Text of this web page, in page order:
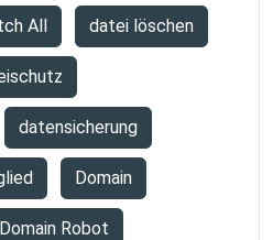
All datei löschen
datensicherung
Domain
Domain Robot